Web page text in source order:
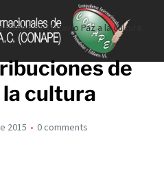
de Octavio Paz a la cultura
de
la cultura
2015 0 comments